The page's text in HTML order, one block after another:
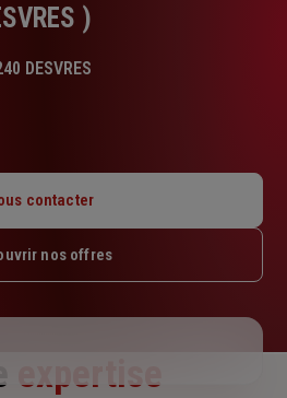
)
DESVRES
contacter
nos offres
expertise